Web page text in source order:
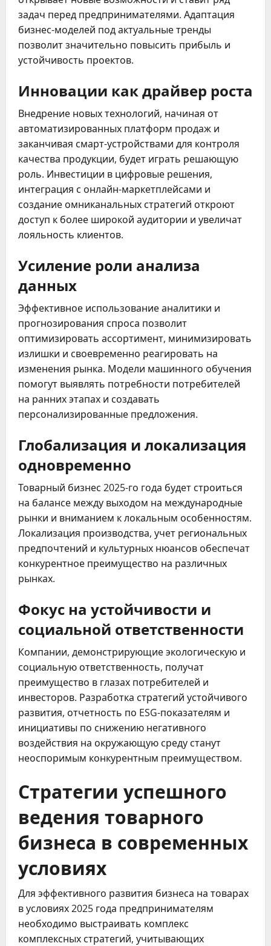
задач перед предпринимателями. Адаптация
бизнес-моделей под актуальные тренды
позволит значительно повысить прибыль и
устойчивость проектов.
Инновации как драйвер роста
Внедрение новых технологий, начиная от
автоматизированных платформ продаж и
заканчивая смарт-устройствами для контроля
качества продукции, будет играть решающую
роль. Инвестиции в цифровые решения,
интеграция с онлайн-маркетплейсами и
создание омниканальных стратегий откроют
доступ к более широкой аудитории и увеличат
лояльность клиентов.
Усиление роли анализа
данных
Эффективное использование аналитики и
прогнозирования спроса позволит
оптимизировать ассортимент, минимизировать
излишки и своевременно реагировать на
изменения рынка. Модели машинного обучения
помогут выявлять потребности потребителей
на ранних этапах и создавать
персонализированные предложения.
Глобализация и локализация
одновременно
Товарный бизнес 2025-го года будет строиться
на балансе между выходом на международные
рынки и вниманием к локальным особенностям.
Локализация производства, учет региональных
предпочтений и культурных нюансов обеспечат
конкурентное преимущество на различных
рынках.
Фокус на устойчивости и
социальной ответственности
Компании, демонстрирующие экологическую и
социальную ответственность, получат
преимущество в глазах потребителей и
инвесторов. Разработка стратегий устойчивого
развития, отчетность по ESG-показателям и
инициативы по снижению негативного
воздействия на окружающую среду станут
неоспоримым конкурентным преимуществом.
Стратегии успешного
ведения товарного
бизнеса в современных
условиях
Для эффективного развития бизнеса на товарах
в условиях 2025 года предпринимателям
необходимо выстраивать комплекс
комплексных стратегий, учитывающих